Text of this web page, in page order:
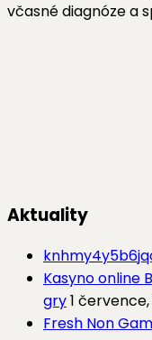
včasné diagnóze a
Aktuality
Kasyno online
gry1
Fresh Non